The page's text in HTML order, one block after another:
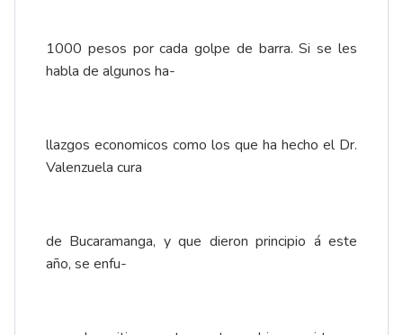
1000 pesos por cada golpe de barra. Si se les
habla de algunos ha-
llazgos economicos como los que ha hecho el Dr.
Valenzuela cura
de Bucaramanga, y que dieron principio á este
año, se enfu-